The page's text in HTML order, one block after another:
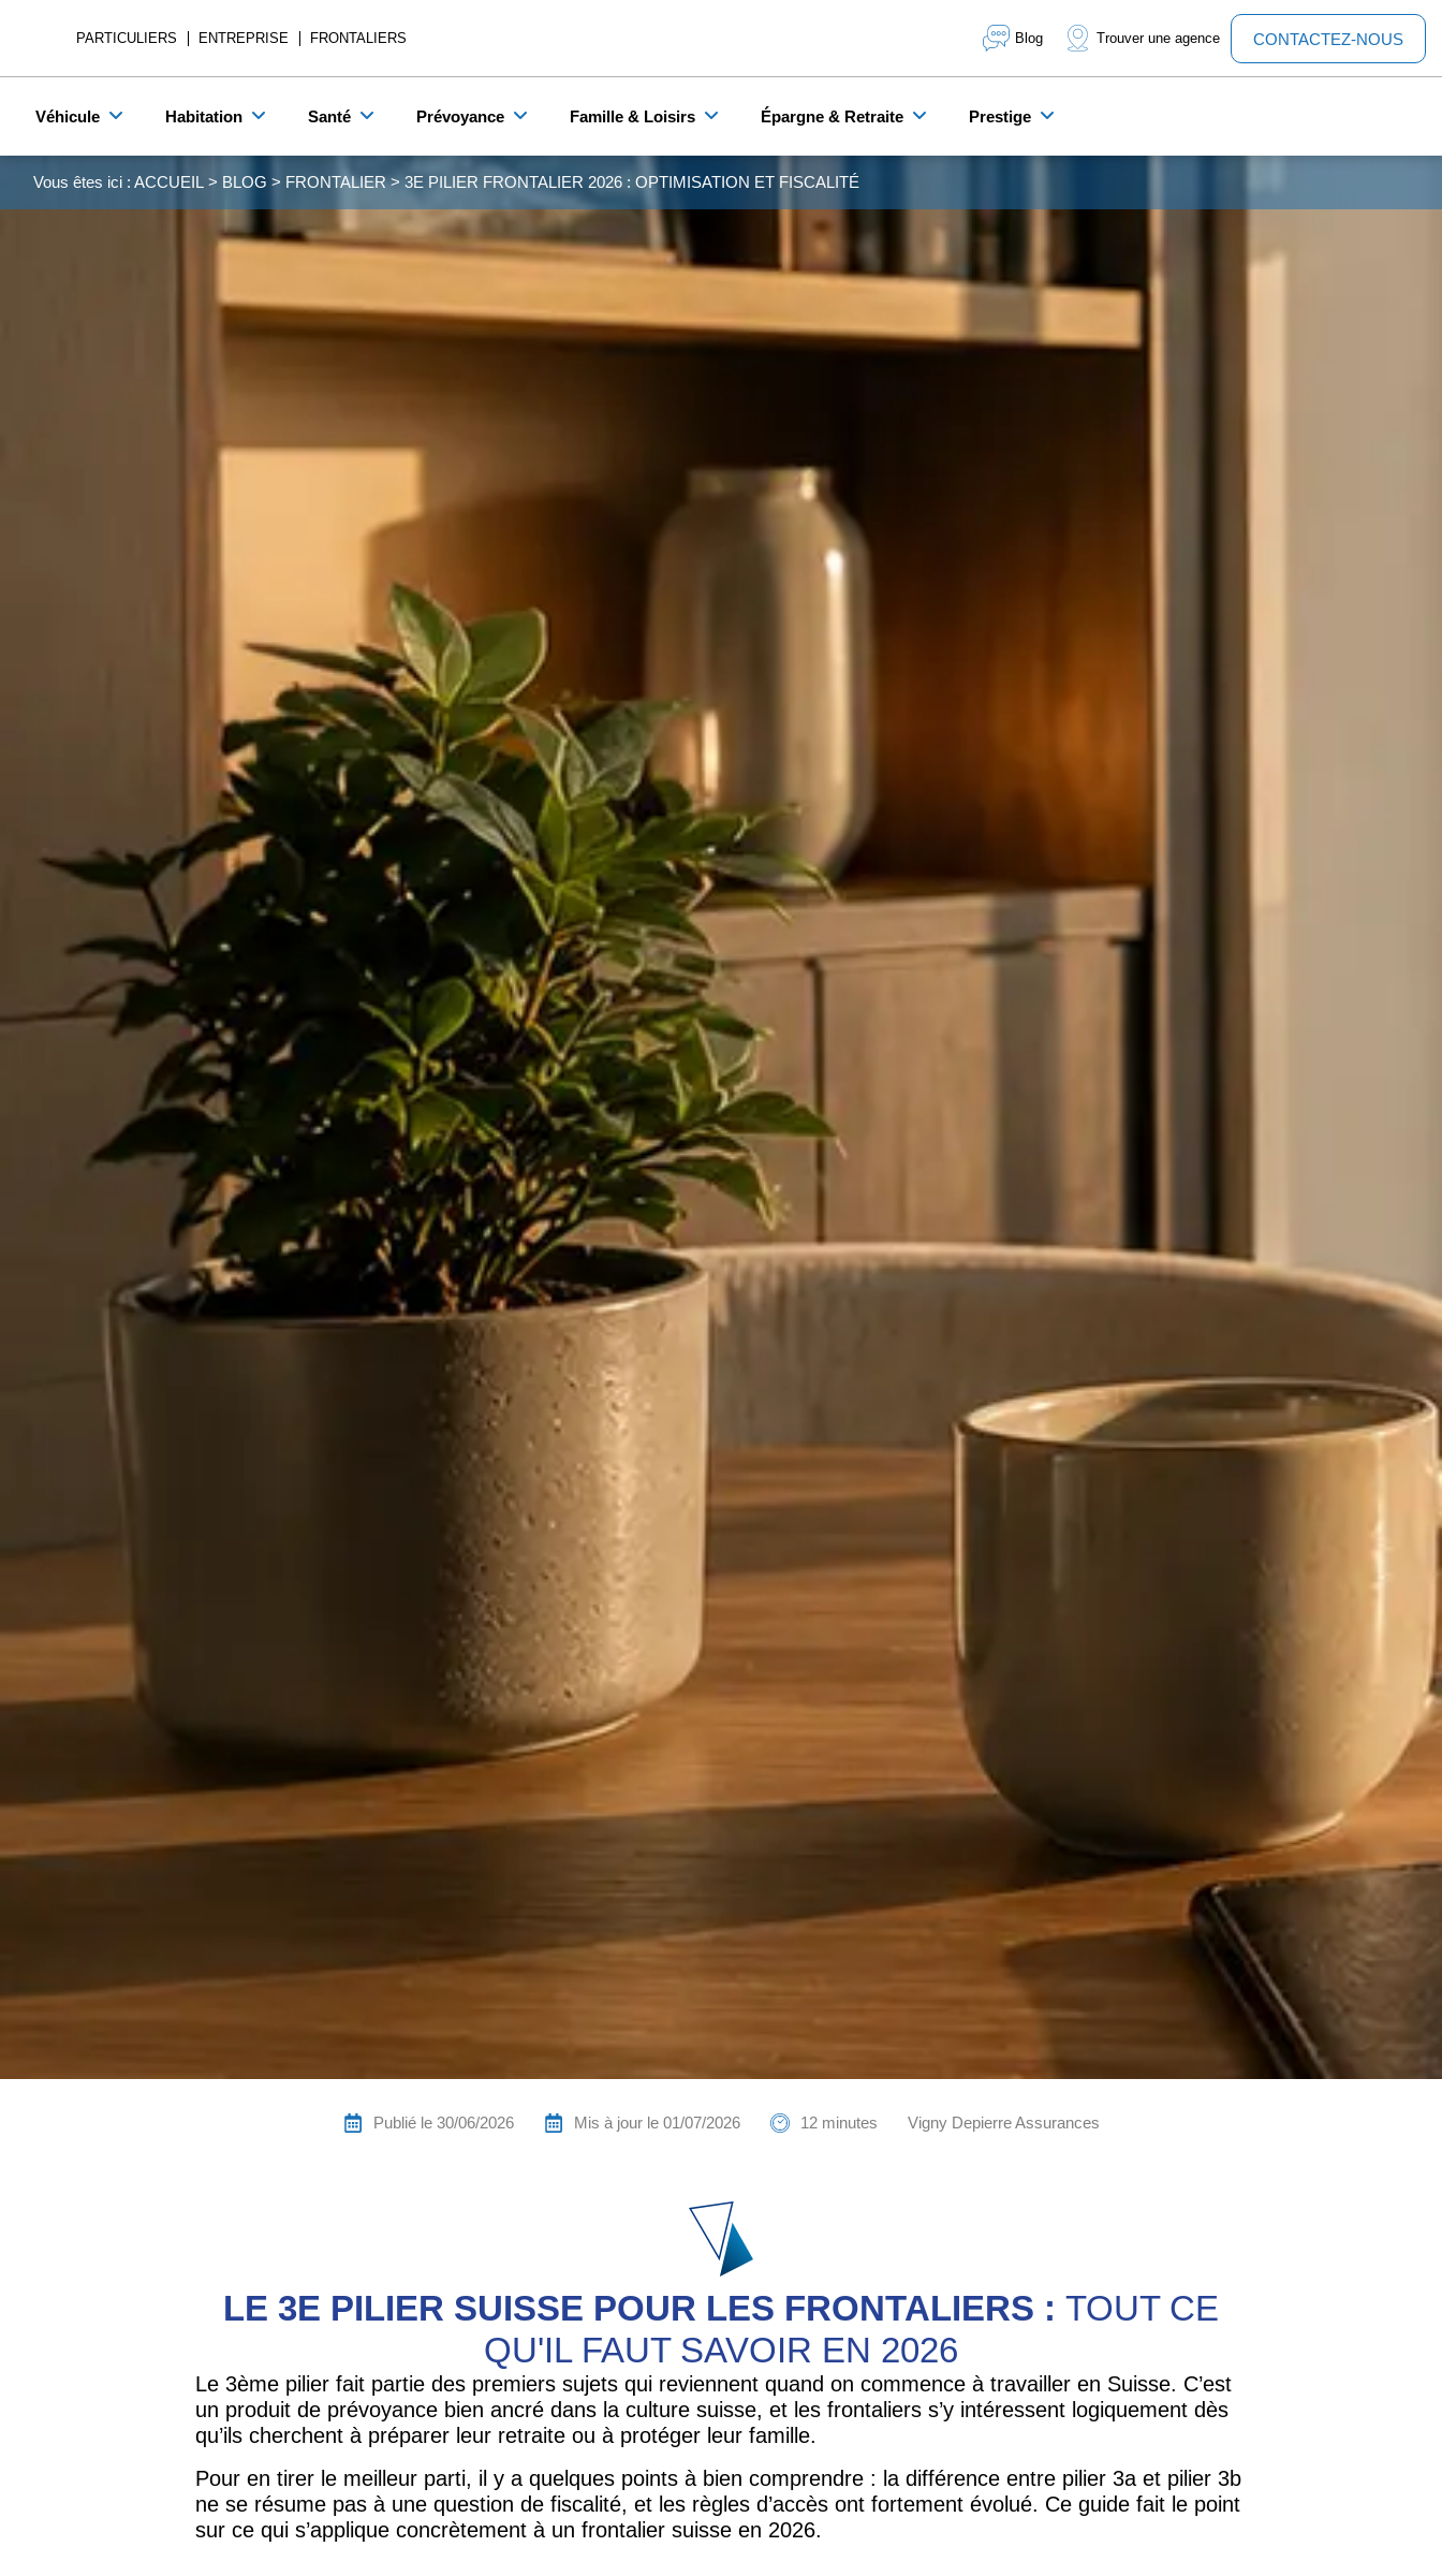
PARTICULIERS ENTREPRISE FRONTALIERS Blog Trouver une agence CONTACTEZ-NOUS
Véhicule Habitation Santé Prévoyance Famille & Loisirs Épargne & Retraite Prestige
Vous êtes ici : ACCUEIL > BLOG > FRONTALIER> 3E PILIER FRONTALIER 2026 : OPTIMISATION ET FISCALITÉ
Publié le 30/06/2026 Mis à jour le 01/07/2026 12 minutes Vigny Depierre Assurances
LE 3E PILIER SUISSE POUR LES FRONTALIERS : TOUT CE
QU'IL FAUT SAVOIR EN 2026
Le 3ème pilier fait partie des premiers sujets qui reviennent quand on commence à travailler en Suisse. C’est
un produit de prévoyance bien ancré dans la culture suisse, et les frontaliers s’y intéressent logiquement dès
qu’ils cherchent à préparer leur retraite ou à protéger leur famille.
Pour en tirer le meilleur parti, il y a quelques points à bien comprendre : la différence entre pilier 3a et pilier 3b
ne se résume pas à une question de fiscalité, et les règles d’accès ont fortement évolué. Ce guide fait le point
sur ce qui s’applique concrètement à un frontalier suisse en 2026.